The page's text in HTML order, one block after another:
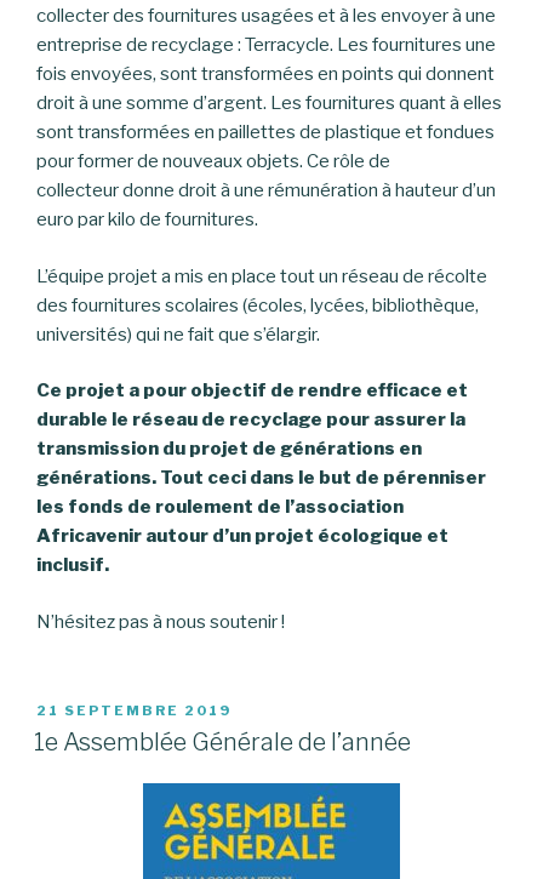
collecter des fournitures usagées et à les envoyer à une
entreprise de recyclage : Terracycle. Les fournitures une
fois envoyées, sont transformées en points qui donnent
droit à une somme d’argent. Les fournitures quant à elles
sont transformées en paillettes de plastique et fondues
pour former de nouveaux objets. Ce rôle de
collecteur donne droit à une rémunération à hauteur d’un
euro par kilo de fournitures.
L’équipe projet a mis en place tout un réseau de récolte
des fournitures scolaires (écoles, lycées, bibliothèque,
universités) qui ne fait que s’élargir.
Ce projet a pour objectif de rendre efficace et
durable le réseau de recyclage pour assurer la
transmission du projet de générations en
générations. Tout ceci dans le but de pérenniser
les fonds de roulement de l’association
Africavenir autour d’un projet écologique et
inclusif.
N’hésitez pas à nous soutenir !
PUBLIÉ
LE
21 SEPTEMBRE 2019
1e Assemblée Générale de l’année